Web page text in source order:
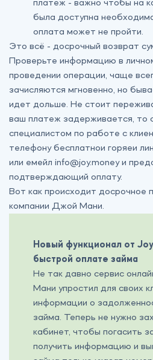
платеж - важно чтобы на
была доступна
оплата может не пройти.
Это всё - досрочный возврат
Проверьте информацию в
проведении операции, чаще
зачисляются мгновенно, но
идет дольше. Не стоит
ваш платеж задерживается, то
специалистом по работе с
телефону бесплатнои горяеи
или емейл info@joy.moneyи
подтверждающий оплату.
Вот как происходит досрочное
компании Джой Мани.
Новый функционал от
быстрой оплате займа
Не так давно сервис
Мани упростил для своих
информации о
займа. Теперь не нужно
кабинет, чтобы погасить
получить информацию и